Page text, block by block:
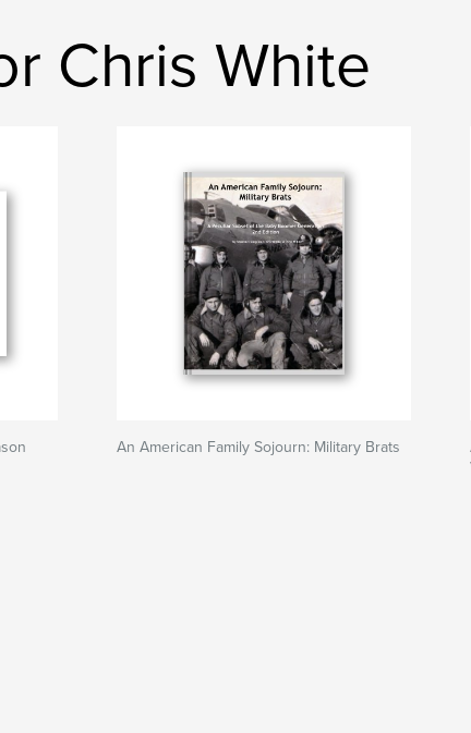
Chris White
An American Family Sojourn: Military Brats